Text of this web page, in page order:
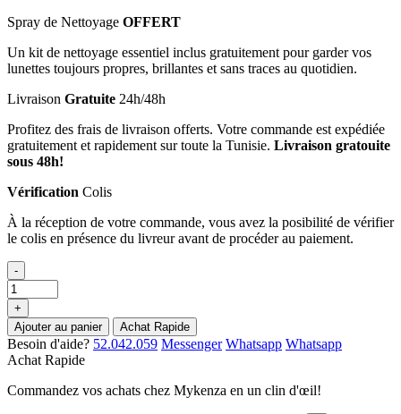
Spray de Nettoyage OFFERT
Un kit de nettoyage essentiel inclus gratuitement pour garder vos
lunettes toujours propres, brillantes et sans traces au quotidien.
Livraison Gratuite 24h/48h
Profitez des frais de livraison offerts. Votre commande est expédiée
gratuitement et rapidement sur toute la Tunisie. Livraison gratouite
sous 48h!
Vérification Colis
À la réception de votre commande, vous avez la posibilité de vérifier
le colis en présence du livreur avant de procéder au paiement.
-
+
Ajouter au panier
Achat Rapide
Besoin d'aide? 52.042.059 Messenger Whatsapp Whatsapp
Achat Rapide
Commandez vos achats chez Mykenza en un clin d'œil!